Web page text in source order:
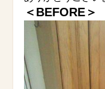
＜BEFORE＞